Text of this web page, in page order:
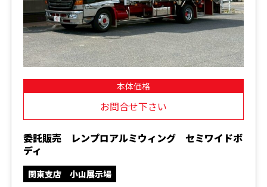
本体価格
お問合せ下さい
委託販売 レンプロアルミウィング セミワイドボ
ディ
関東支店 小山展示場